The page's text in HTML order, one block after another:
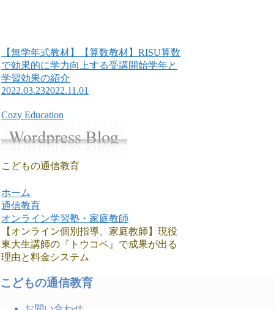
【無学年式教材】【算数教材】RISU算数
で効果的に学力向上する受講開始学年と
学習効果の紹介
2022.03.232022.11.01
Cozy Education
こどもの通信教育
ホーム
通信教育
オンライン学習塾・家庭教師
【オンライン個別指導、家庭教師】現役
東大生講師の『トウコベ』で成果が出る
理由と料金システム
こどもの通信教育